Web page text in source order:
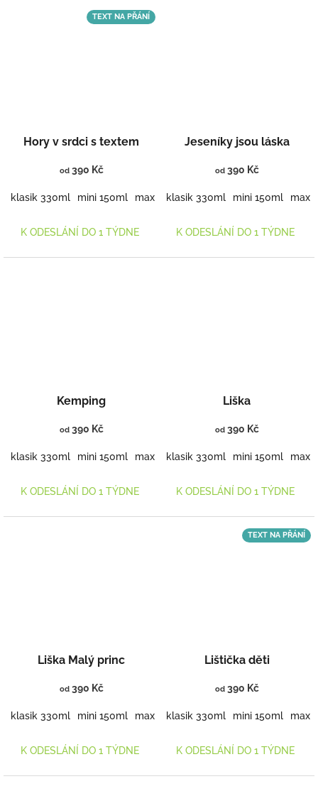
TEXT NA PŘÁNÍ
Hory v srdci s textem
od390 Kč
klasik 330ml mini 150ml maxi 460ml
K ODESLÁNÍ DO 1 TÝDNE
Jeseníky jsou láska
od390 Kč
klasik 330ml mini 150ml maxi
K ODESLÁNÍ DO 1 TÝDNE
Kemping
od390 Kč
klasik 330ml mini 150ml maxi 460ml
K ODESLÁNÍ DO 1 TÝDNE
Liška
od390 Kč
klasik 330ml mini 150ml maxi
K ODESLÁNÍ DO 1 TÝDNE
Liška Malý princ
od390 Kč
klasik 330ml mini 150ml maxi 460ml
K ODESLÁNÍ DO 1 TÝDNE
TEXT NA PŘÁNÍ
Lištička děti
od390 Kč
klasik 330ml mini 150ml maxi
K ODESLÁNÍ DO 1 TÝDNE